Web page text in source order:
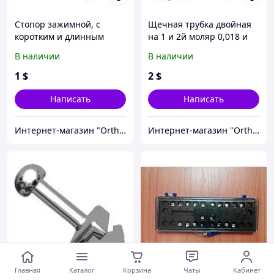
Стопор зажимной, с
коротким и длинным
В наличии
1 $
Написать
Интернет-магазин "OrthoWay"
Щечная трубка двойная
на 1 и 2й моляр 0,018 и
Roth, MBT
В наличии
2$
Написать
Интернет-магазин "OrthoWay"
Главная Каталог Корзина Чаты Кабинет